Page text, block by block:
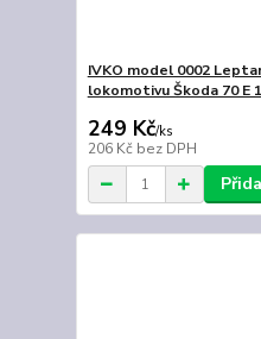
IVKO model 0002
lokomotivu Škoda 70 E
249 Kč/ks
206 Kč bez DPH